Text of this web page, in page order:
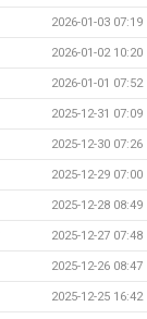
2026-01-03 07:19
2026-01-02 10:20
2026-01-01 07:52
2025-12-31 07:09
2025-12-30 07:26
2025-12-29 07:00
2025-12-28 08:49
2025-12-27 07:48
2025-12-26 08:47
2025-12-25 16:42